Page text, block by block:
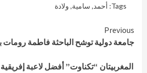
Tags: أحمد, سامية, ولادة
Continue
Reading
Previous
جامعة دولية توشح الباحثة فاطمة رومات
المغربيتان “تكناوت” أفضل لاعبة